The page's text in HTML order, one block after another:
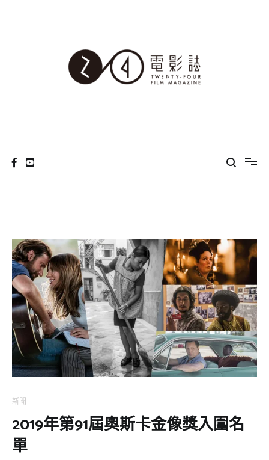
新聞
2019年第91屆奧斯卡金像獎入圍名
單